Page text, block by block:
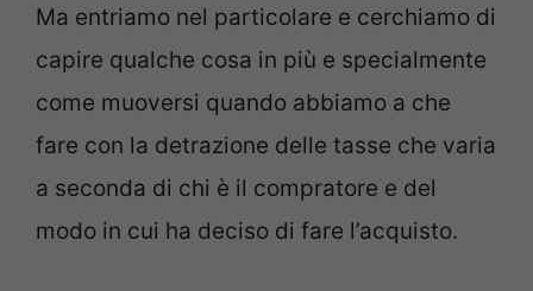
Ma entriamo nel particolare e cerchiamo di
capire qualche cosa in più e specialmente
come muoversi quando abbiamo a che
fare con la detrazione delle tasse che varia
a seconda di chi è il compratore e del
modo in cui ha deciso di fare l’acquisto.